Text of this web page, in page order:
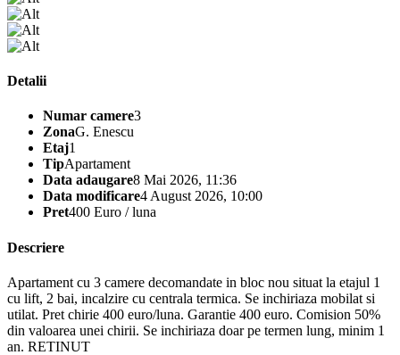
Detalii
Numar camere3
ZonaG. Enescu
Etaj1
TipApartament
Data adaugare8 Mai 2026, 11:36
Data modificare4 August 2026, 10:00
Pret400 Euro / luna
Descriere
Apartament cu 3 camere decomandate in bloc nou situat la etajul 1
cu lift, 2 bai, incalzire cu centrala termica. Se inchiriaza mobilat si
utilat. Pret chirie 400 euro/luna. Garantie 400 euro. Comision 50%
din valoarea unei chirii. Se inchiriaza doar pe termen lung, minim 1
an. RETINUT